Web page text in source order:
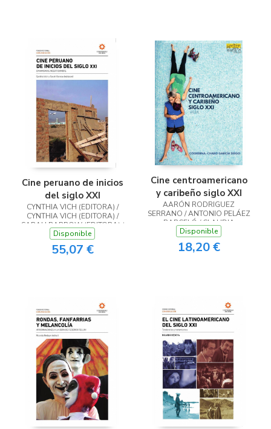
Cine peruano de inicios
del siglo XXI
CYNTHIA VICH (EDITORA) /
CYNTHIA VICH (EDITORA) /
SARAH BARROW (EDITORA) /
SARAH BARROW (EDITORA)
Disponible
55,07 €
Cine centroamericano
y caribeño siglo XXI
AARÓN RODRIGUEZ
SERRANO / ANTONIO PELÁEZ
BARCELÓ / CLAUDIA
BARICCO / CLAUDIA
BARICCO / JAVIER PAYERAS /
JAVIER TOLENTINO / JORGE
MIGUEL MARTIN / RAFAEL
GORDÓN / SERGIO VALDÉS
PEDRONI / SERVIO TULIO
MATEO PONCE
Disponible
18,20 €